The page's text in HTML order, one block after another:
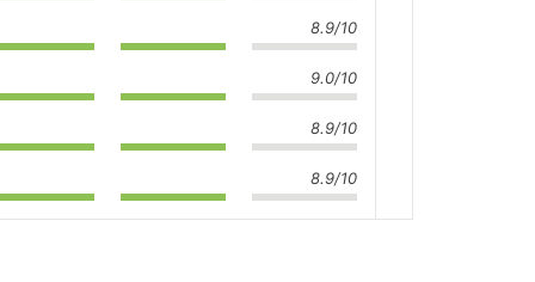
8.9/10
9.0/10
8.9/10
8.9/10